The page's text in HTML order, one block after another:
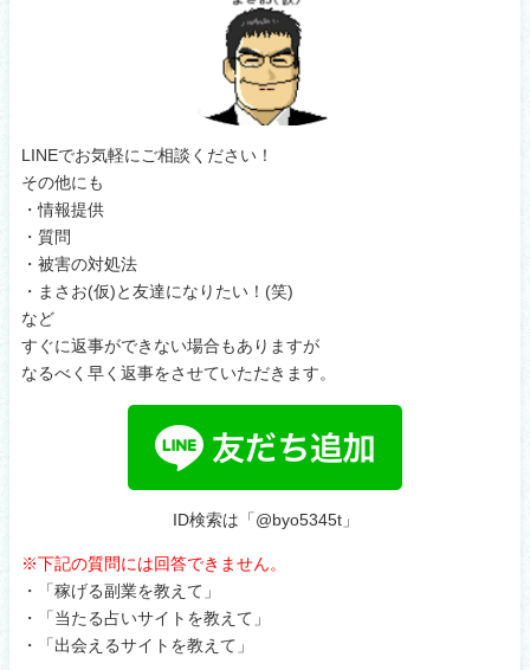
LINEでお気軽にご相談ください！
その他にも
・情報提供
・質問
・被害の対処法
・まさお(仮)と友達になりたい！(笑)
など
すぐに返事ができない場合もありますが
なるべく早く返事をさせていただきます。
ID検索は「@byo5345t」
※下記の質問には回答できません。
・「稼げる副業を教えて」
・「当たる占いサイトを教えて」
・「出会えるサイトを教えて」